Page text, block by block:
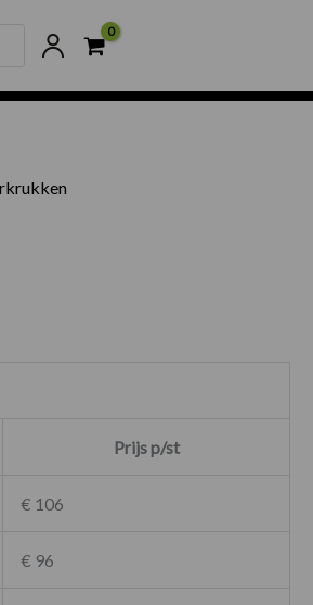
Scherpste prijzen van NL
Prijs p/st
€ 106
€ 96